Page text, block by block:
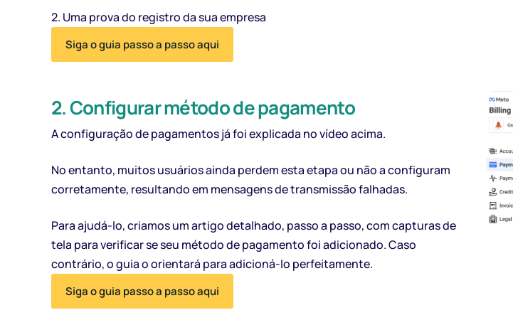
2. Uma prova do registro da sua empresa
Siga o guia passo a passo aqui
2. Configurar método de pagamento
A configuração de pagamentos já foi explicada no vídeo acima.
No entanto, muitos usuários ainda perdem esta etapa ou não a configuram
corretamente, resultando em mensagens de transmissão falhadas.
Para ajudá-lo, criamos um artigo detalhado, passo a passo, com capturas de
tela para verificar se seu método de pagamento foi adicionado. Caso
contrário, o guia o orientará para adicioná-lo perfeitamente.
Siga o guia passo a passo aqui